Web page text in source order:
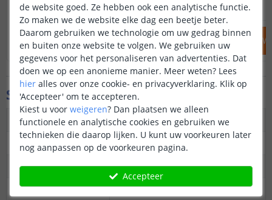
OP VOORRAAD 79,95 69,95
IN WINKELWAGEN
OP VOORRAAD
IN
Specificaties
Producttype
Bedrade slimme deurbelcamera
DB-C03D
Resolutie
1536 × 2048 px
Kijkhoek
165° diagonaal
de website goed. Ze hebben ook een analytische functie.
Zo maken we de website elke dag een beetje beter.
Daarom gebruiken we technologie om uw gedrag binnen
en buiten onze website te volgen. We gebruiken uw
gegevens voor het personaliseren van advertenties. Dat
doen we op een anonieme manier. Meer weten? Lees
hier alles over onze cookie- en privacyverklaring. Klik op
'Accepteer' om te accepteren.
Kiest u voor weigeren? Dan plaatsen we alleen
functionele en analytische cookies en gebruiken we
technieken die daarop lijken. U kunt uw voorkeuren later
nog aanpassen op de voorkeuren pagina.
Accepteer